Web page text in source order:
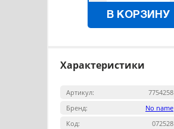
В КОРЗИНУ
Характеристики
Артикул:
7754258
Бренд:
No name
Код:
072528